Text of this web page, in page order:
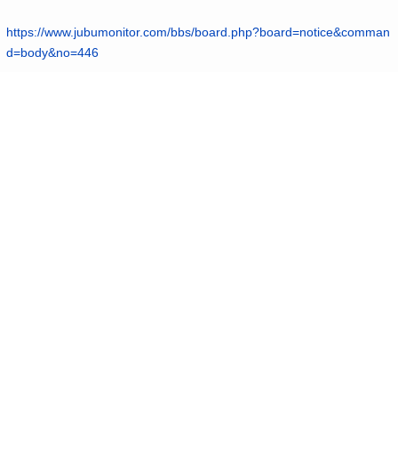
https://www.jubumonitor.com/bbs/board.php?board=notice&comman
d=body&no=446